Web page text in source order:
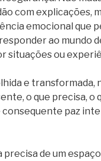
com explicações,
emocional que
ao mundo
situações ou
e
o que precisa, o
paz
de um